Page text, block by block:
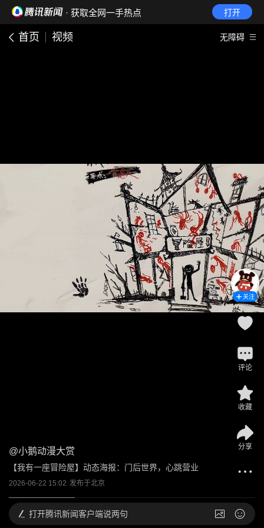
· 获取全网一手热点 打开
首页 视频 无障碍
@小鹅动漫大赏
【我有一座冒险屋】动态海报：门后世界，心跳营业
2026-06-22 15:02 发布于北京
关注
评论
收藏
分享
打开腾讯新闻客户端说两句